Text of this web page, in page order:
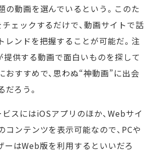
の動画を選んでいるという。このた
チェックするだけで、動画サイトで話
レンドを把握することが可能だ。注
供する動画で面白いものを探して
おすすめで、思わぬ“神動画”に出会
ろう。
スにはiOSアプリのほか、Webサイ
コンテンツを表示可能なので、PCや
はWeb版を利用するといいだろ